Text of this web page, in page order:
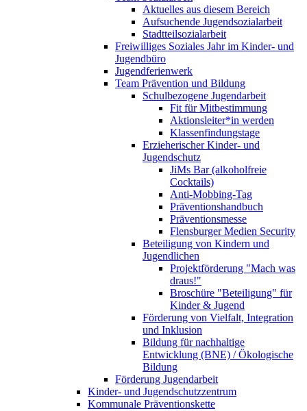
Aktuelles aus diesem Bereich
Aufsuchende Jugendsozialarbeit
Stadtteilsozialarbeit
Freiwilliges Soziales Jahr im Kinder- und
Jugendbüro
Jugendferienwerk
Team Prävention und Bildung
Schulbezogene Jugendarbeit
Fit für Mitbestimmung
Aktionsleiter*in werden
Klassenfindungstage
Erzieherischer Kinder- und
Jugendschutz
JiMs Bar (alkoholfreie
Cocktails)
Anti-Mobbing-Tag
Präventionshandbuch
Präventionsmesse
Flensburger Medien Security
Beteiligung von Kindern und
Jugendlichen
Projektförderung "Mach was
draus!"
Broschüre "Beteiligung" für
Kinder & Jugend
Förderung von Vielfalt, Integration
und Inklusion
Bildung für nachhaltige
Entwicklung (BNE) / Ökologische
Bildung
Förderung Jugendarbeit
Kinder- und Jugendschutzzentrum
Kommunale Präventionskette